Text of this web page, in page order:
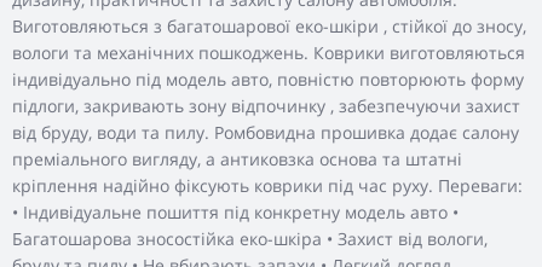
Виготовляються з багатошарової еко-шкіри , стійкої до зносу,
вологи та механічних пошкоджень. Коврики виготовляються
індивідуально під модель авто, повністю повторюють форму
підлоги, закривають зону відпочинку , забезпечуючи захист
від бруду, води та пилу. Ромбовидна прошивка додає салону
преміального вигляду, а антиковзка основа та штатні
кріплення надійно фіксують коврики під час руху. Переваги:
• Індивідуальне пошиття під конкретну модель авто •
Багатошарова зносостійка еко-шкіра • Захист від вологи,